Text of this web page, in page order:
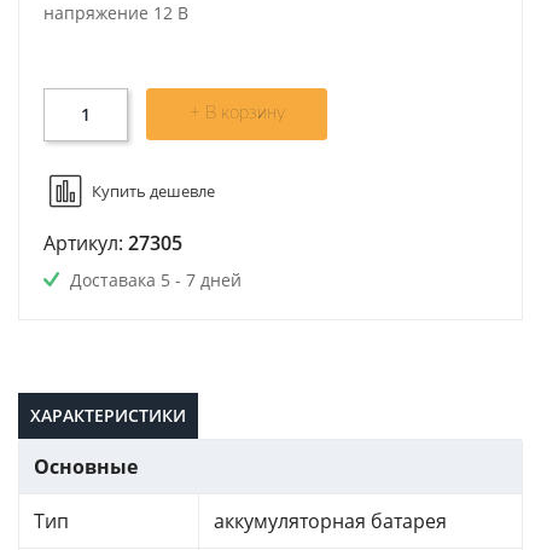
напряжение 12 В
+ В корзину
Купить дешевле
Артикул: 27305
Доставака 5 - 7 дней
ХАРАКТЕРИСТИКИ
Основные
Тип аккумуляторная батарея